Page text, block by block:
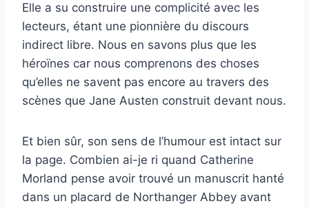
Elle a su construire une complicité avec les
lecteurs, étant une pionnière du discours
indirect libre. Nous en savons plus que les
héroïnes car nous comprenons des choses
qu’elles ne savent pas encore au travers des
scènes que Jane Austen construit devant nous.
Et bien sûr, son sens de l’humour est intact sur
la page. Combien ai-je ri quand Catherine
Morland pense avoir trouvé un manuscrit hanté
dans un placard de Northanger Abbey avant